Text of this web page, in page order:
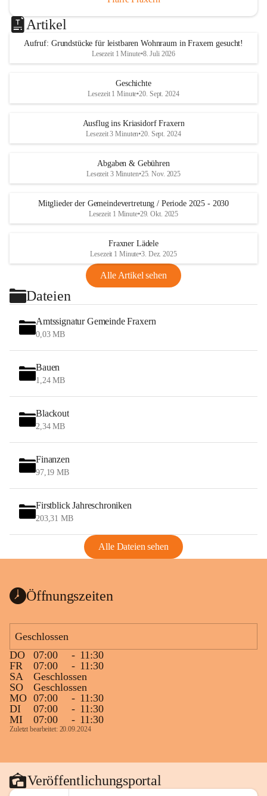
Artikel
Aufruf: Grundstücke für leistbaren Wohnraum in Fraxern gesucht!
Lesezeit 1 Minute•8. Juli 2026
Geschichte
Lesezeit 1 Minute•20. Sept. 2024
Ausflug ins Kriasidorf Fraxern
Lesezeit 3 Minuten•20. Sept. 2024
Abgaben & Gebühren
Lesezeit 3 Minuten•25. Nov. 2025
Mitglieder der Gemeindevertretung / Periode 2025 - 2030
Lesezeit 1 Minute•29. Okt. 2025
Fraxner Lädele
Lesezeit 1 Minute•3. Dez. 2025
Alle Artikel sehen
Dateien
Amtssignatur Gemeinde Fraxern
0,03 MB
Bauen
1,24 MB
Blackout
2,34 MB
Finanzen
97,19 MB
Firstblick Jahreschroniken
203,31 MB
Alle Dateien sehen
Öffnungszeiten
Geschlossen
DO
07:00 - 11:30
FR
07:00 - 11:30
SA
Geschlossen
SO
Geschlossen
MO 07:00 - 11:30
DI
07:00 - 11:30
MI
07:00 - 11:30
Zuletzt bearbeitet: 20.09.2024
Veröffentlichungsportal